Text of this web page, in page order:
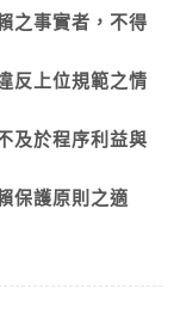
之事實者，不得
反上位規範之情
及於程序利益與
保護原則之適